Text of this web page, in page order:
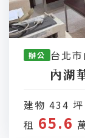
辦公 台北
內湖
建物 434 坪
租 65.6